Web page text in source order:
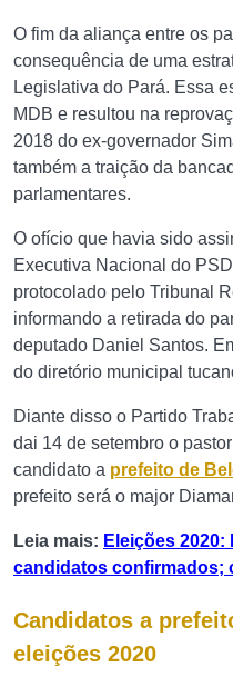
O fim da aliança entre os
consequência de uma
Legislativa do Pará. Essa
MDB e resultou na
2018 do ex-governador
também a traição da
parlamentares.
O ofício que havia sido
Executiva Nacional do
protocolado pelo Tribunal
informando a retirada do
deputado Daniel Santos.
do diretório municipal
Diante disso o Partido
dai 14 de setembro o
candidato a prefeito de
prefeito será o major
Leia mais: Eleições 2020:
candidatos confirmados;
Candidatos a
eleições 2020